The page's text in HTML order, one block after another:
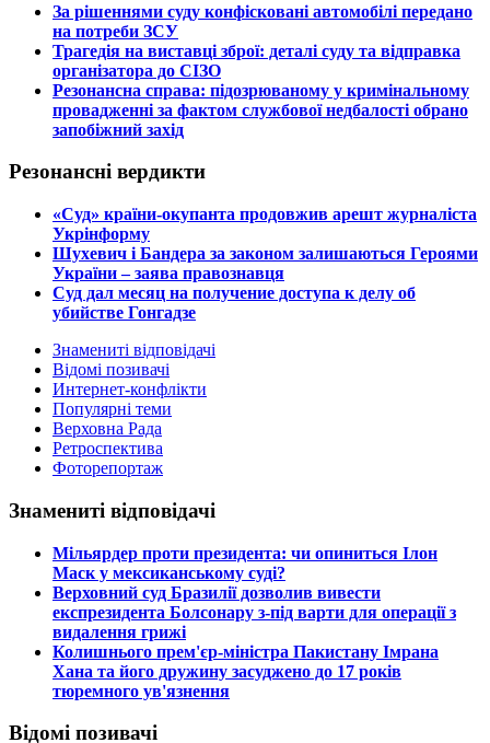
​За рішеннями суду конфісковані автомобілі передано
на потреби ЗСУ
​Трагедія на виставці зброї: деталі суду та відправка
організатора до СІЗО
​Резонансна справа: підозрюваному у кримінальному
провадженні за фактом службової недбалості обрано
запобіжний захід
Резонансні вердикти
​«Суд» країни-окупанта продовжив арешт журналіста
Укрінформу
Шухевич і Бандера за законом залишаються Героями
України – заява правознавця
Суд дал месяц на получение доступа к делу об
убийстве Гонгадзе
Знамениті відповідачі
Відомі позивачі
Интернет-конфлікти
Популярні теми
Верховна Рада
Ретроспектива
Фоторепортаж
Знамениті відповідачі
​Мільярдер проти президента: чи опиниться Ілон
Маск у мексиканському суді?
​Верховний суд Бразилії дозволив вивести
експрезидента Болсонару з-під варти для операції з
видалення грижі
​Колишнього прем'єр-міністра Пакистану Імрана
Хана та його дружину засуджено до 17 років
тюремного ув'язнення
Відомі позивачі